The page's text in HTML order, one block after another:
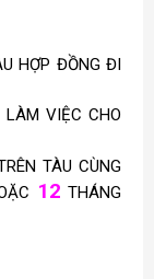
HỢP ĐỒNG ĐI
VIỆC CHO
TÀU CÙNG
12 THÁNG